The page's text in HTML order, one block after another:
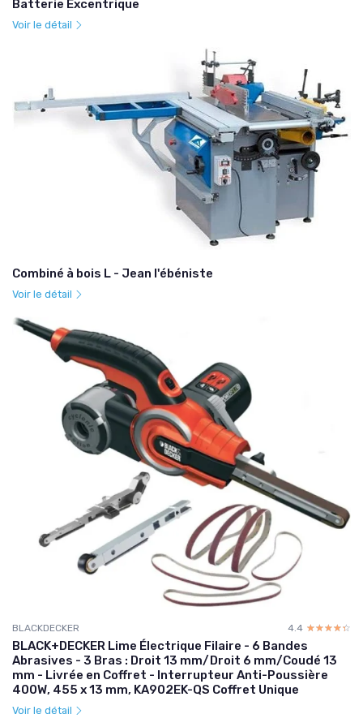
Batterie Excentrique
Voir le détail
Combiné à bois L - Jean l'ébéniste
Voir le détail
BLACKDECKER 4.4 ☆☆☆☆☆
★★★★★
BLACK+DECKER Lime Électrique Filaire - 6 Bandes
Abrasives - 3 Bras : Droit 13 mm/Droit 6 mm/Coudé 13
mm - Livrée en Coffret - Interrupteur Anti-Poussière
400W, 455 x 13 mm, KA902EK-QS Coffret Unique
Voir le détail